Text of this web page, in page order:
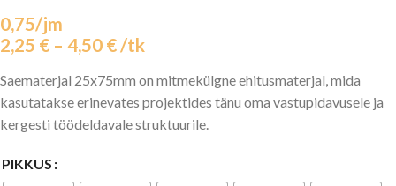
0,75/jm
2,25 € – 4,50 €/tk
Saematerjal 25x75mm on mitmekülgne ehitusmaterjal, mida
kasutatakse erinevates projektides tänu oma vastupidavusele ja
kergesti töödeldavale struktuurile.
PIKKUS